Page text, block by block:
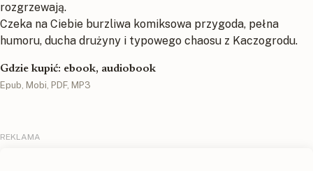
rozgrzewają.
Czeka na Ciebie burzliwa komiksowa przygoda, pełna
humoru, ducha drużyny i typowego chaosu z Kaczogrodu.
Gdzie kupić: ebook, audiobook
Epub, Mobi, PDF, MP3